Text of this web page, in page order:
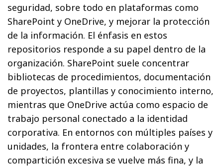
seguridad, sobre todo en plataformas como
SharePoint y OneDrive, y mejorar la protección
de la información. El énfasis en estos
repositorios responde a su papel dentro de la
organización. SharePoint suele concentrar
bibliotecas de procedimientos, documentación
de proyectos, plantillas y conocimiento interno,
mientras que OneDrive actúa como espacio de
trabajo personal conectado a la identidad
corporativa. En entornos con múltiples países y
unidades, la frontera entre colaboración y
compartición excesiva se vuelve más fina, y la